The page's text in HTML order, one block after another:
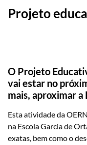
Projeto
O Projeto
vai estar no
mais, aproximar a
Esta atividade da
na Escola Garcia de
exatas, bem como o